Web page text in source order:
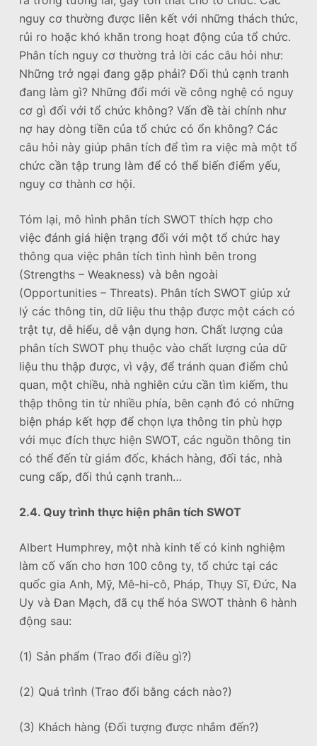
nguy cơ thường được liên kết với những thách thức,
rủi ro hoặc khó khăn trong hoạt động của tổ chức.
Phân tích nguy cơ thường trả lời các câu hỏi như:
Những trở ngại đang gặp phải? Đối thủ cạnh tranh
đang làm gì? Những đổi mới về công nghệ có nguy
cơ gì đối với tổ chức không? Vấn đề tài chính như
nợ hay dòng tiền của tổ chức có ổn không? Các
câu hỏi này giúp phân tích để tìm ra việc mà một tổ
chức cần tập trung làm để có thể biến điểm yếu,
nguy cơ thành cơ hội.
Tóm lại, mô hình phân tích SWOT thích hợp cho
việc đánh giá hiện trạng đối với một tổ chức hay
thông qua việc phân tích tình hình bên trong
(Strengths – Weakness) và bên ngoài
(Opportunities – Threats). Phân tích SWOT giúp xử
lý các thông tin, dữ liệu thu thập được một cách có
trật tự, dễ hiểu, dễ vận dụng hơn. Chất lượng của
phân tích SWOT phụ thuộc vào chất lượng của dữ
liệu thu thập được, vì vậy, để tránh quan điểm chủ
quan, một chiều, nhà nghiên cứu cần tìm kiếm, thu
thập thông tin từ nhiều phía, bên cạnh đó có những
biện pháp kết hợp để chọn lựa thông tin phù hợp
với mục đích thực hiện SWOT, các nguồn thông tin
có thể đến từ giám đốc, khách hàng, đối tác, nhà
cung cấp, đối thủ cạnh tranh…
2.4. Quy trình thực hiện phân tích SWOT
Albert Humphrey, một nhà kinh tế có kinh nghiệm
làm cố vấn cho hơn 100 công ty, tổ chức tại các
quốc gia Anh, Mỹ, Mê-hi-cô, Pháp, Thụy Sĩ, Đức, Na
Uy và Đan Mạch, đã cụ thể hóa SWOT thành 6 hành
động sau:
(1) Sản phẩm (Trao đổi điều gì?)
(2) Quá trình (Trao đổi bằng cách nào?)
(3) Khách hàng (Đối tượng được nhắm đến?)